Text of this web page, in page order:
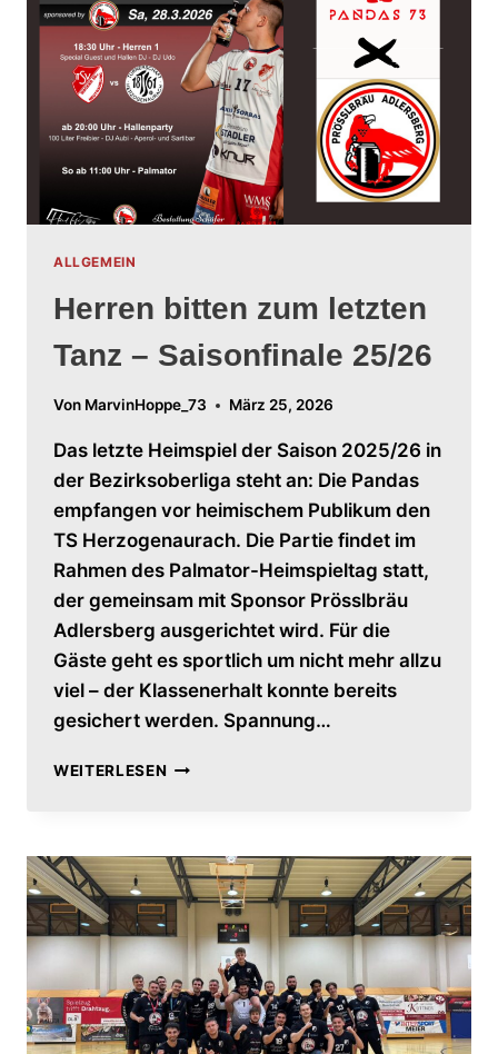
ALLGEMEIN
Herren bitten zum letzten
Tanz – Saisonfinale 25/26
Von MarvinHoppe_73 März 25, 2026
Das letzte Heimspiel der Saison 2025/26 in
der Bezirksoberliga steht an: Die Pandas
empfangen vor heimischem Publikum den
TS Herzogenaurach. Die Partie findet im
Rahmen des Palmator-Heimspieltag statt,
der gemeinsam mit Sponsor Prösslbräu
Adlersberg ausgerichtet wird. Für die
Gäste geht es sportlich um nicht mehr allzu
viel – der Klassenerhalt konnte bereits
gesichert werden. Spannung…
WEITERLESENHERREN
TANZ
–
SAISONFINALE
25/26